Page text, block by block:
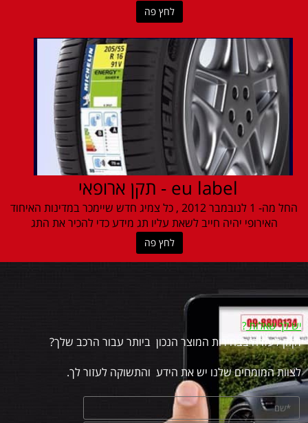
לחץ פה
eu label - תקן ארופאי
החל מה- 1 לנובמבר 2012 , כל צמיג חדש שיימכר במדינות האיחוד
האירופי יהיה חייב לשאת עליו תג מידע כדי להכיר את התג
לחץ פה
יש לך שאלות?
זקוק לעזרה בבחירות המוצר הנכון ביותר עבור הרכב שלך?
לצוות המומחים שלנו יש את הידע והתשוקה לעזור לך.